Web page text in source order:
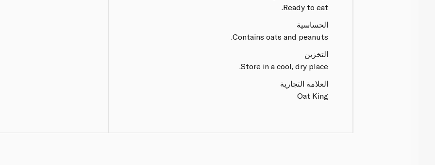
Ready to eat.
الحساسية
Contains oats and peanuts.
التخزين
Store in a cool, dry place.
العلامة التجارية
Oat King